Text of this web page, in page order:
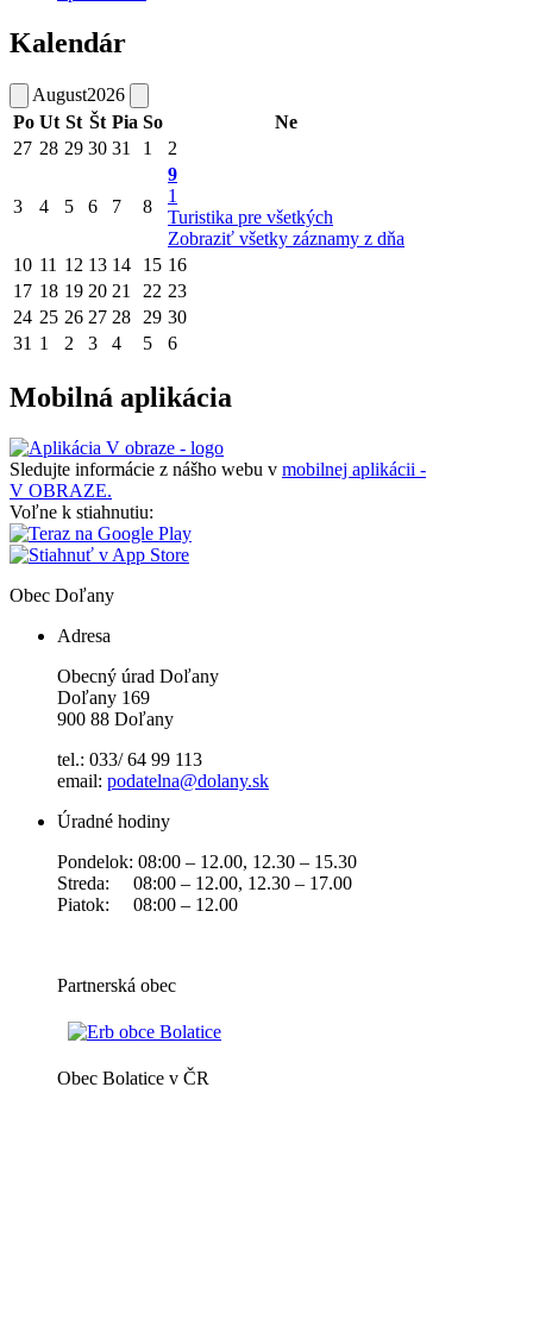
Kalendár
August2026
Po Ut St Št Pia So
Ne
27 28 29 30 31 1 2
3 4 5 6 7 8
9
1
Turistika pre všetkých
Zobraziť všetky záznamy z dňa
10 11 12 13 14 15 16
17 18 19 20 21 22 23
24 25 26 27 28 29 30
31 1 2 3 4 5 6
Mobilná aplikácia
Sledujte informácie z nášho webu v mobilnej aplikácii -
V OBRAZE.
Voľne k stiahnutiu:
Obec Doľany
Adresa
Obecný úrad Doľany
Doľany 169
900 88 Doľany
tel.: 033/ 64 99 113
email: podatelna@dolany.sk
Úradné hodiny
Pondelok: 08:00 – 12.00, 12.30 – 15.30
Streda: 08:00 – 12.00, 12.30 – 17.00
Piatok: 08:00 – 12.00
Partnerská obec
Obec Bolatice v ČR